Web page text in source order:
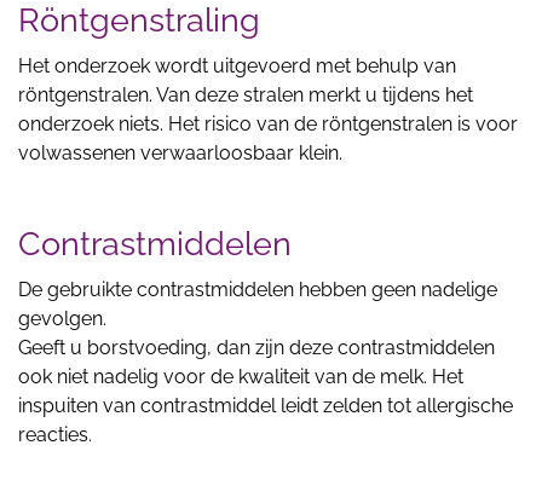
Röntgenstraling
Het onderzoek wordt uitgevoerd met behulp van
röntgenstralen. Van deze stralen merkt u tijdens het
onderzoek niets. Het risico van de röntgenstralen is voor
volwassenen verwaarloosbaar klein.
Contrastmiddelen
De gebruikte contrastmiddelen hebben geen nadelige
gevolgen.
Geeft u borstvoeding, dan zijn deze contrastmiddelen
ook niet nadelig voor de kwaliteit van de melk. Het
inspuiten van contrastmiddel leidt zelden tot allergische
reacties.